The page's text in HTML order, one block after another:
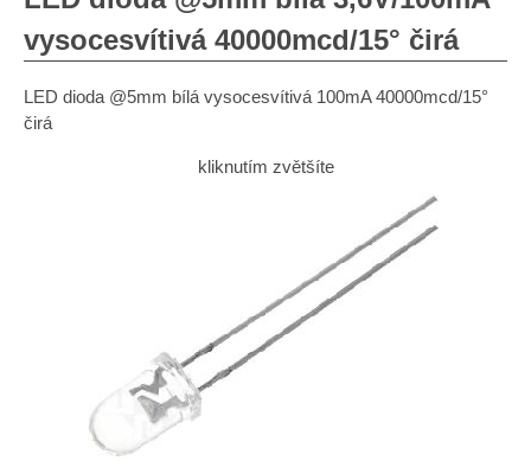
vysocesvítivá 40000mcd/15° čirá
LED dioda @5mm bílá vysocesvítivá 100mA 40000mcd/15°
čirá
kliknutím zvětšíte